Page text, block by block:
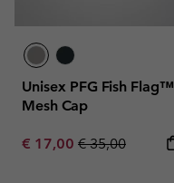
Unisex PFG Fish Flag™
Mesh Cap
Sale price:
€ 17,00 Regular price:
€ 35,00